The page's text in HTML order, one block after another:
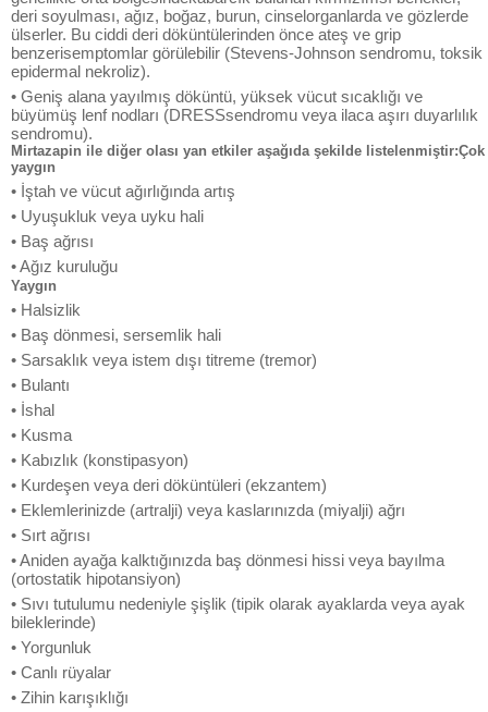
deri soyulması, ağız, boğaz, burun, cinselorganlarda ve gözlerde
ülserler. Bu ciddi deri döküntülerinden önce ateş ve grip
benzerisemptomlar görülebilir (Stevens-Johnson sendromu, toksik
epidermal nekroliz).
• Geniş alana yayılmış döküntü, yüksek vücut sıcaklığı ve
büyümüş lenf nodları (DRESSsendromu veya ilaca aşırı duyarlılık
sendromu).
Mirtazapin ile diğer olası yan etkiler aşağıda şekilde listelenmiştir:Çok
yaygın
• İştah ve vücut ağırlığında artış
• Uyuşukluk veya uyku hali
• Baş ağrısı
• Ağız kuruluğu
Yaygın
• Halsizlik
• Baş dönmesi, sersemlik hali
• Sarsaklık veya istem dışı titreme (tremor)
• Bulantı
• İshal
• Kusma
• Kabızlık (konstipasyon)
• Kurdeşen veya deri döküntüleri (ekzantem)
• Eklemlerinizde (artralji) veya kaslarınızda (miyalji) ağrı
• Sırt ağrısı
• Aniden ayağa kalktığınızda baş dönmesi hissi veya bayılma
(ortostatik hipotansiyon)
• Sıvı tutulumu nedeniyle şişlik (tipik olarak ayaklarda veya ayak
bileklerinde)
• Yorgunluk
• Canlı rüyalar
• Zihin karışıklığı